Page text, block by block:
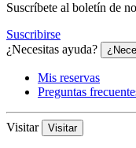
Suscríbete al boletín de
Suscribirse
¿Necesitas ayuda?
Mis reservas
Preguntas
Visitar Visitar